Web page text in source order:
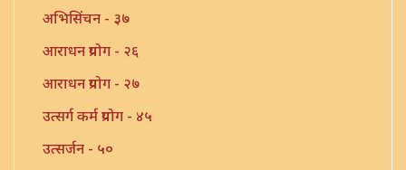
अभिसिंचन - ३७
आराधन प्रयोग - २६
आराधन प्रयोग - २७
उत्सर्ग कर्म प्रयोग - ४५
उत्सर्जन - ५०